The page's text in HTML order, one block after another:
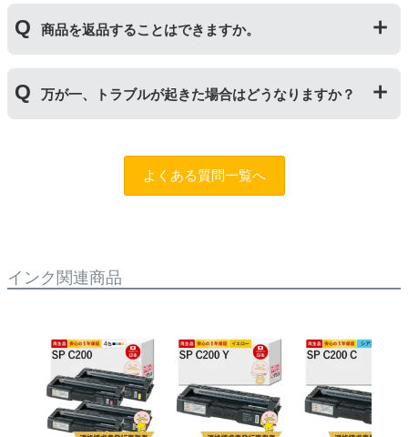
により使用できなくなった場合は、必ず分離してから新
しいものに交換してください。
サイクルトナー/ドラムに限り、レビューをご投稿いただ
くことで保証期間が2年に延長されます。
保証期間の2年以内に使い切るようお願いいたします。
商品を返品することはできますか。
用未開封の場合であっても対応することができません。
ご購入前に商品の型番などをよくご確認ください。な
ますので、お手数ですが当店までお問い合わせくださ
万が一、トラブルが起きた場合はどうなりますか？
問合フォーム
ふたつの保証」を設けておりますので、ご購入
よくある質問一覧へ
インク関連商品